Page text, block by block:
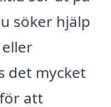
söker hjälp
det mycket
att